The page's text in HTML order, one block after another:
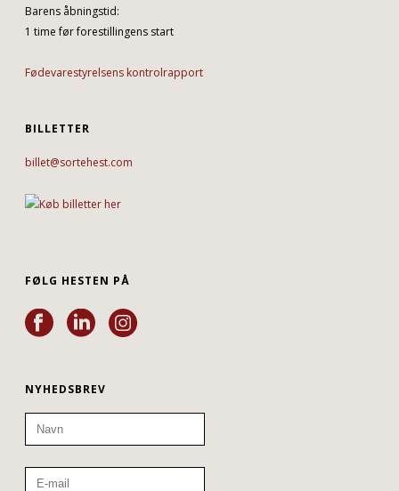
Barens åbningstid:
1 time før forestillingens start
Fødevarestyrelsens kontrolrapport
BILLETTER
billet@sortehest.com
FØLG HESTEN PÅ
NYHEDSBREV